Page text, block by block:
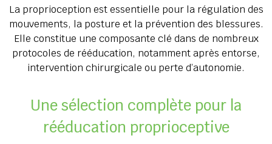
La proprioception est essentielle pour la régulation des
mouvements, la posture et la prévention des blessures.
Elle constitue une composante clé dans de nombreux
protocoles de rééducation, notamment après entorse,
intervention chirurgicale ou perte d’autonomie.
Une sélection complète pour la
rééducation proprioceptive